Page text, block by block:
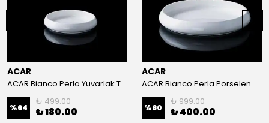
ACAR
ACAR Bianco Perla Yuvarlak Tabak 13x2.6 cm
%64
₺ 499.00
₺ 180.00
ACAR
ACAR Bianco Perla Porselen Yuvarlak Tabak 24x3.8 cm
%60
₺ 999.00
₺ 400.00